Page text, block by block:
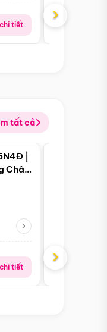
tiết
Giá từ:
›
tất cả
bật
|
Châu
tiết
Giá từ:
›